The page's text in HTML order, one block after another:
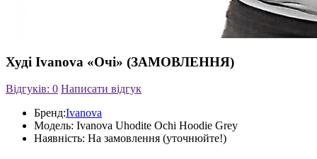
Худі Ivanova «Очі» (ЗАМОВЛЕННЯ)
Відгуків: 0 Написати відгук
Бренд:Ivanova
Модель: Ivanova Uhodite Ochi Hoodie Grey
Наявність: На замовлення (уточнюйте!)